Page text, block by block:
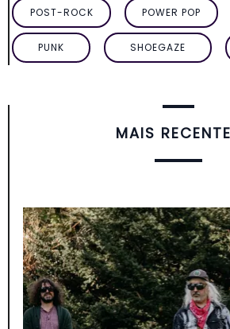
POST-ROCK POWER POP
PUNK SHOEGAZE
MAIS